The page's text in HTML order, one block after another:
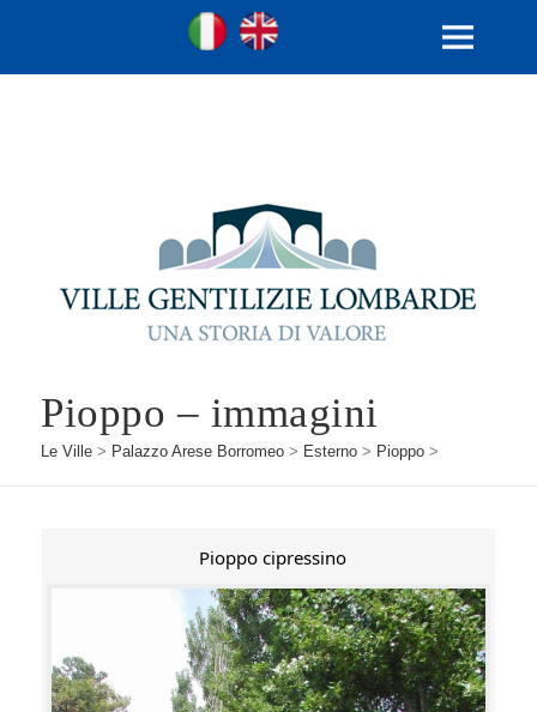
Ville Gentilizie Lombarde
Ita
MENU
Pioppo – immagini
Le Ville > Palazzo Arese Borromeo > Esterno > Pioppo >
Pioppo cipressino